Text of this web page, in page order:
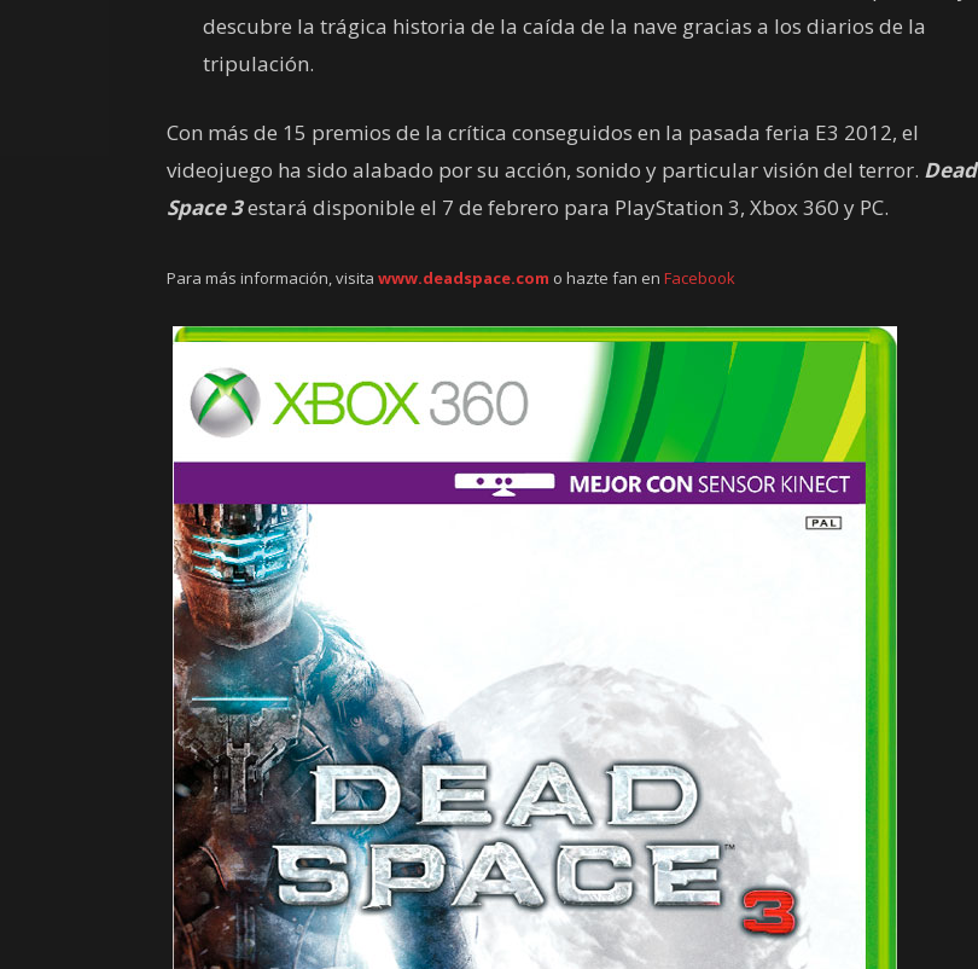
descubre la trágica historia de la caída de la nave gracias a los diarios de la
tripulación.
Con más de 15 premios de la crítica conseguidos en la pasada feria E3 2012, el
videojuego ha sido alabado por su acción, sonido y particular visión del terror. Dead
Space 3estará disponible el 7 de febrero para PlayStation 3, Xbox 360 y PC.
Para más información, visita www.deadspace.com o hazte fan en Facebook